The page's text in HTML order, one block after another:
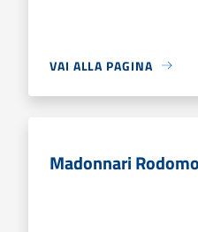
VAI ALLA PAGINA
Madonnari